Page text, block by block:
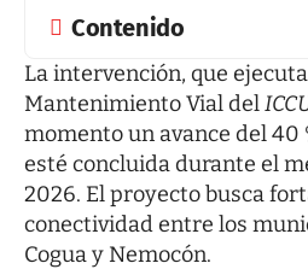
Contenido
La intervención, que
Mantenimiento Vial del
momento un avance del 40
esté concluida durante el
2026. El proyecto busca
conectividad entre los
Cogua y Nemocón.